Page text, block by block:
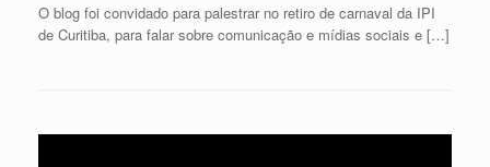
O blog foi convidado para palestrar no retiro de carnaval da IPI
de Curitiba, para falar sobre comunicação e mídias sociais e […]